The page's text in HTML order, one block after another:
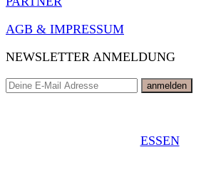
AGB & IMPRESSUM
NEWSLETTER ANMELDUNG
ESSEN